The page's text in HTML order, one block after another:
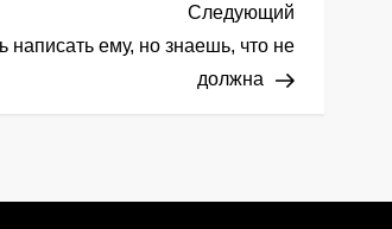
Следующая
запись
Следующий
написать ему, но знаешь, что не
должна